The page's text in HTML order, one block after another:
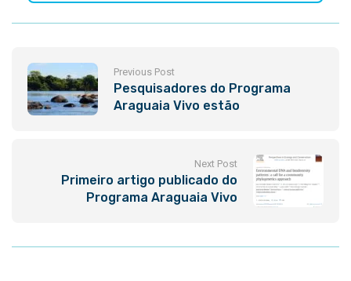
Previous Post
Pesquisadores do Programa
Araguaia Vivo estão
Next Post
Primeiro artigo publicado do
Programa Araguaia Vivo